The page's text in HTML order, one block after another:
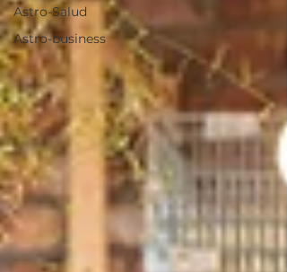
Astro-Salud
Astro-business